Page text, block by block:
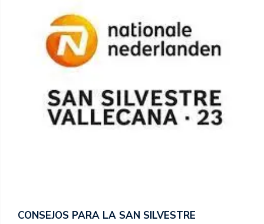
CONSEJOS PARA LA SAN SILVESTRE